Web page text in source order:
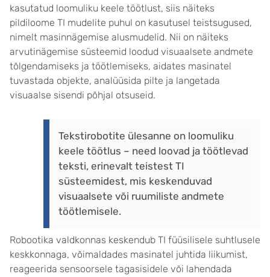
kasutatud loomuliku keele töötlust, siis näiteks
pildiloome TI mudelite puhul on kasutusel teistsugused,
nimelt masinnägemise alusmudelid. Nii on näiteks
arvutinägemise süsteemid loodud visuaalsete andmete
tõlgendamiseks ja töötlemiseks, aidates masinatel
tuvastada objekte, analüüsida pilte ja langetada
visuaalse sisendi põhjal otsuseid.
Tekstirobotite ülesanne on loomuliku
keele töötlus – need loovad ja töötlevad
teksti, erinevalt teistest TI
süsteemidest, mis keskenduvad
visuaalsete või ruumiliste andmete
töötlemisele.
Robootika valdkonnas keskendub TI füüsilisele suhtlusele
keskkonnaga, võimaldades masinatel juhtida liikumist,
reageerida sensoorsele tagasisidele või lahendada